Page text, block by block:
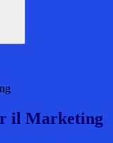
il Marketing